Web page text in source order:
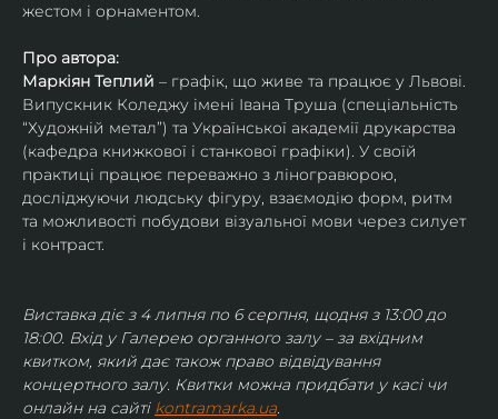
жестом і орнаментом.
Про автора:
Маркіян Теплий – графік, що живе та працює у Львові.
Випускник Коледжу імені Івана Труша (спеціальність
“Художній метал”) та Української академії друкарства
(кафедра книжкової і станкової графіки). У своїй
практиці працює переважно з ліногравюрою,
досліджуючи людську фігуру, взаємодію форм, ритм
та можливості побудови візуальної мови через силует
і контраст.
Виставка діє з 4 липня по 6 серпня, щодня з 13:00 до
18:00. Вхід у Галерею органного залу – за вхідним
квитком, який дає також право відвідування
концертного залу. Квитки можна придбати у касі чи
онлайн на сайті kontramarka.ua.